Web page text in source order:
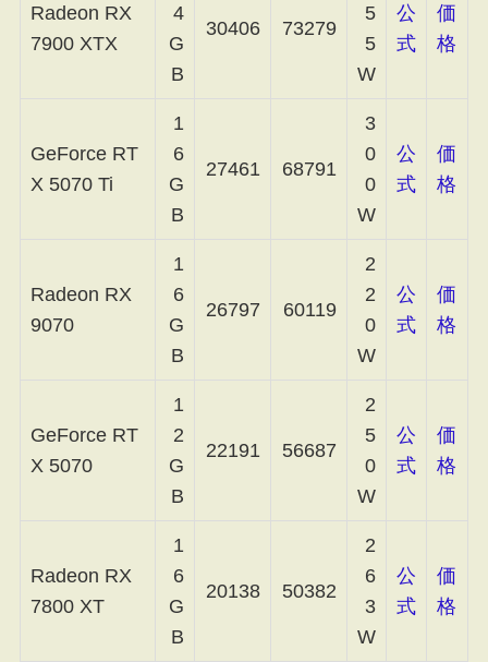
Radeon RX
7900 XTX
4
G
B
30406 73279
5
5
W
公
式
価
格
GeForce RT
X 5070 Ti
1
6
G
B
27461 68791
3
0
0
W
公
式
価
格
Radeon RX
9070
1
6
G
B
26797 60119
2
2
0
W
公
式
価
格
GeForce RT
X 5070
1
2
G
B
22191 56687
2
5
0
W
公
式
価
格
Radeon RX
7800 XT
1
6
G
B
20138 50382
2
6
3
W
公
式
価
格